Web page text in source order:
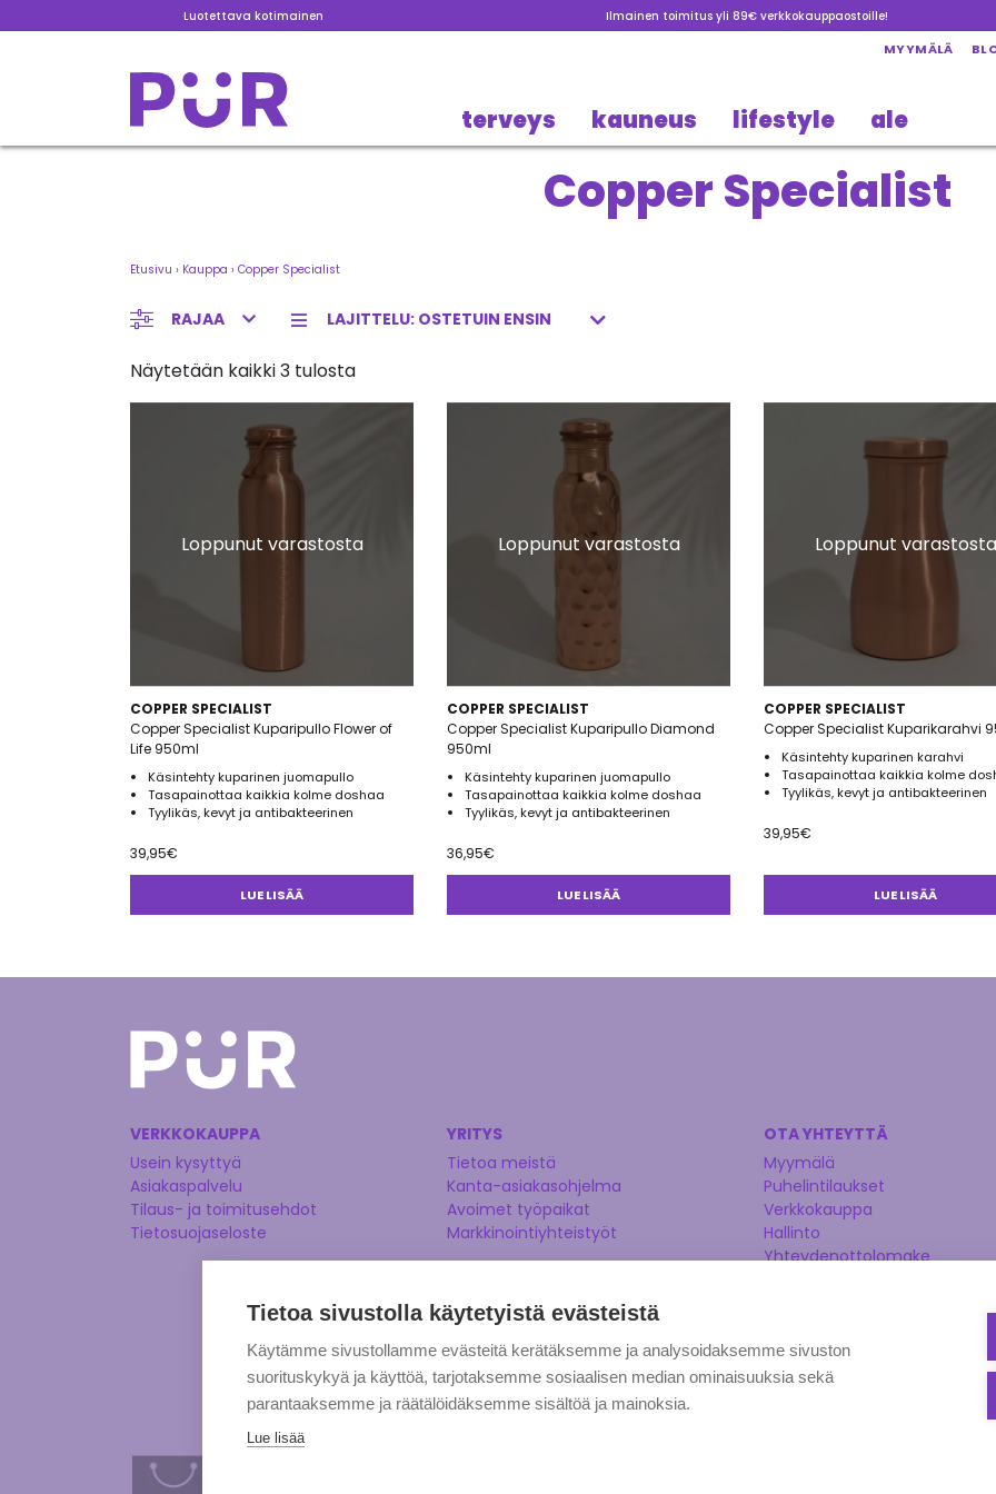
Luotettava kotimainen Ilmainen toimitus yli 89€ verkkokauppaostoille!
MYYMÄLÄ
terveys kauneus lifestyle ale
Copper Specialist
Etusivu › Kauppa › Copper Specialist
RAJAA
Näytetään kaikki 3 tulosta
Loppunut varastosta
COPPER SPECIALIST
Copper Specialist Kuparipullo Flower of
Life 950ml
Käsintehty kuparinen juomapullo
Tasapainottaa kaikkia kolme doshaa
Tyylikäs, kevyt ja antibakteerinen
39,95€
LUE LISÄÄ
Loppunut varastosta
COPPER SPECIALIST
Copper Specialist Kuparipullo Diamond
950ml
Käsintehty kuparinen juomapullo
Tasapainottaa kaikkia kolme doshaa
Tyylikäs, kevyt ja antibakteerinen
36,95€
LUE LISÄÄ
Loppunut varastosta
COPPER SPECIALIST
Copper Specialist Kuparikarahvi
Käsintehty kuparinen karahvi
Tasapainottaa kaikkia kolme
Tyylikäs, kevyt ja antibakteerinen
39,95€
LUE LISÄÄ
VERKKOKAUPPA
Usein kysyttyä
Asiakaspalvelu
Tilaus- ja toimitusehdot
Tietosuojaseloste
YRITYS
Tietoa meistä
Kanta-asiakasohjelma
Avoimet työpaikat
Markkinointiyhteistyöt
OTA YHTEYTTÄ
Myymälä
Puhelintilaukset
Verkkokauppa
Hallinto
Yhteydenottolomake
Tietoa sivustolla käytetyistä evästeistä
Käytämme sivustollamme evästeitä kerätäksemme ja analysoidaksemme sivuston
suorituskykyä ja käyttöä, tarjotaksemme sosiaalisen median ominaisuuksia sekä
parantaaksemme ja räätälöidäksemme sisältöä ja mainoksia.
Lue lisää